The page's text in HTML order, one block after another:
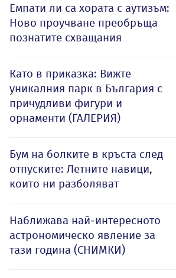
Емпати ли са хората с аутизъм:
Ново проучване преобръща
познатите схващания
Като в приказка: Вижте
уникалния парк в България с
причудливи фигури и
орнаменти (ГАЛЕРИЯ)
Бум на болките в кръста след
отпуските: Летните навици,
които ни разболяват
Наближава най-интересното
астрономическо явление за
тази година (СНИМКИ)